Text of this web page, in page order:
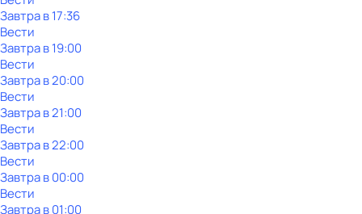
Завтра в 17:36
Вести
Завтра в 19:00
Вести
Завтра в 20:00
Вести
Завтра в 21:00
Вести
Завтра в 22:00
Вести
Завтра в 00:00
Вести
Завтра в 01:00